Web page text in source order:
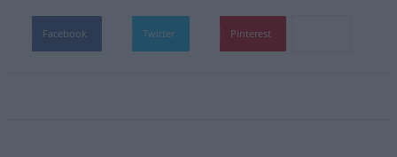
Facebook Twitter Pinterest